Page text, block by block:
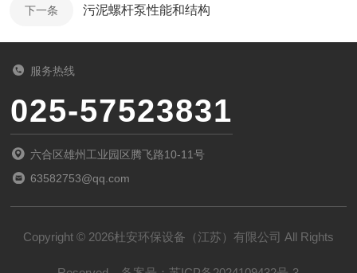
下一条 污泥螺杆泵性能和结构
服务热线
025-57523831
六合区雄州工业园区腾飞路10-11号
63582753@qq.com
Copyright © 2026杜安环保设备（江苏）有限公司 All Rights